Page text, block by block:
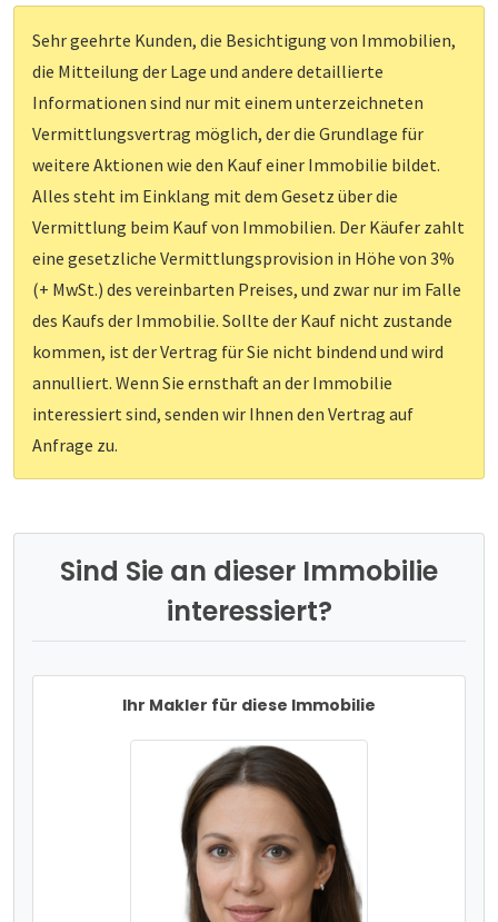
Sehr geehrte Kunden, die Besichtigung von Immobilien,
die Mitteilung der Lage und andere detaillierte
Informationen sind nur mit einem unterzeichneten
Vermittlungsvertrag möglich, der die Grundlage für
weitere Aktionen wie den Kauf einer Immobilie bildet.
Alles steht im Einklang mit dem Gesetz über die
Vermittlung beim Kauf von Immobilien. Der Käufer zahlt
eine gesetzliche Vermittlungsprovision in Höhe von 3%
(+ MwSt.) des vereinbarten Preises, und zwar nur im Falle
des Kaufs der Immobilie. Sollte der Kauf nicht zustande
kommen, ist der Vertrag für Sie nicht bindend und wird
annulliert. Wenn Sie ernsthaft an der Immobilie
interessiert sind, senden wir Ihnen den Vertrag auf
Anfrage zu.
Sind Sie an dieser Immobilie
interessiert?
Ihr Makler für diese Immobilie